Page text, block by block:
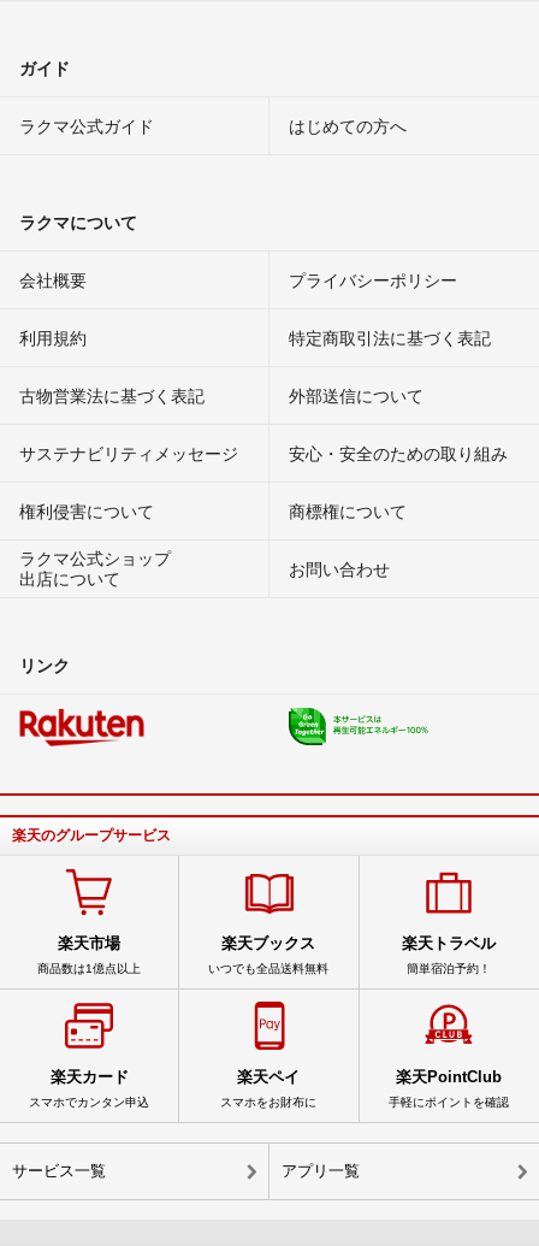
ガイド
ラクマ公式ガイド はじめての方へ
ラクマについて
会社概要 プライバシーポリシー
利用規約 特定商取引法に基づく表記
古物営業法に基づく表記 外部送信について
サステナビリティメッセージ 安心・安全のための取り組み
権利侵害について
商標権について
ラクマ公式ショップ
出店について
お問い合わせ
リンク
楽天のグループサービス
楽天市場
商品数は1億点以上
楽天ブックス
いつでも全品送料無料
楽天トラベル
簡単宿泊予約！
楽天カード
スマホでカンタン申込
楽天ペイ
スマホをお財布に
楽天PointClub
手軽にポイントを確認
サービス一覧 アプリ一覧